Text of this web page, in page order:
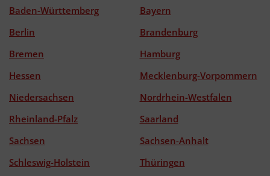
Baden-Württemberg
Bayern
Berlin
Brandenburg
Bremen
Hamburg
Hessen
Mecklenburg-Vorpommern
Niedersachsen
Nordrhein-Westfalen
Rheinland-Pfalz
Saarland
Sachsen
Sachsen-Anhalt
Schleswig-Holstein
Thüringen